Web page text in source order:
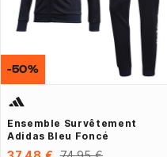
Ensemble Survêtement
Adidas Bleu Foncé
-50%